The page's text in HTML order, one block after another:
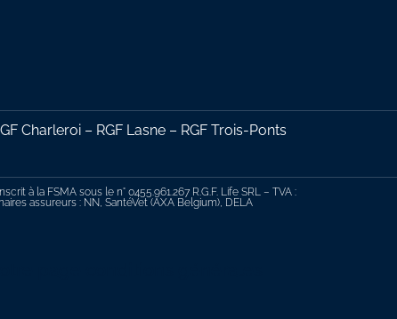
Charleroi – RGF Lasne – RGF Trois-Ponts
à la FSMA sous le n° 0455.961.267 R.G.F. Life SRL – TVA :
assureurs : NN, SantéVet (AXA Belgium), DELA